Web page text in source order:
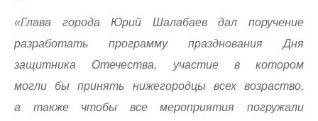
«Глава города Юрий Шалабаев дал поручение
разработать программу празднования Дня
защитника Отечества, участие в котором
могли бы принять нижегородцы всех возраство,
а также чтобы все мероприятия погружали